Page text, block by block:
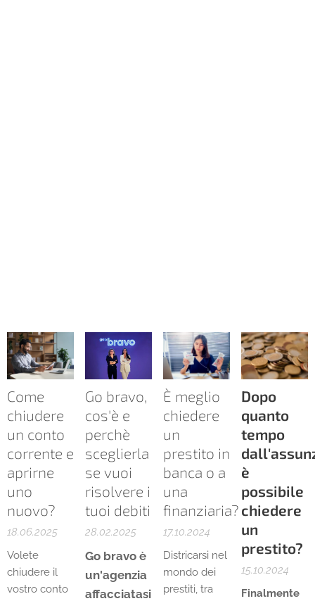
Come
chiudere
un conto
corrente e
aprirne
uno
nuovo?
18.06.2025
Volete
chiudere il
vostro conto
Go bravo,
cos'è e
perchè
sceglierla
se vuoi
risolvere i
tuoi debiti
28.02.2025
Go bravo è
un'agenzia
affacciatasi
È meglio
chiedere
un
prestito in
banca o a
una
finanziaria?
17.10.2024
Districarsi nel
mondo dei
prestiti, tra
Dopo
quanto
tempo
è
possibile
chiedere
un
prestito?
15.10.2024
Finalmente